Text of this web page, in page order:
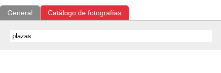
General Catálogo de fotografías